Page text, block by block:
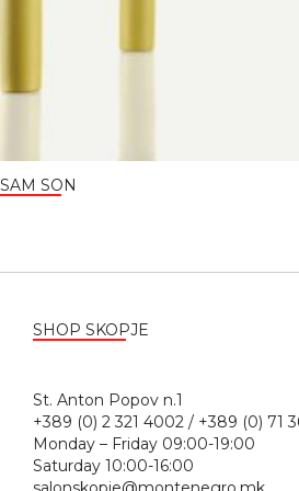
SAM SON
SHOP SKOPJE
St. Anton
+389 (0) 2 321 4002 / +389 (0) 71
Monday – Friday 09:00-19:00
Saturday 10:00-16:00